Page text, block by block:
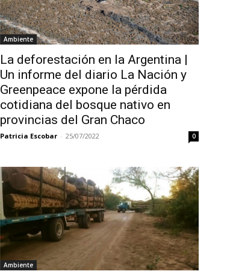
Ambiente
La deforestación en la Argentina |
Un informe del diario La Nación y
Greenpeace expone la pérdida
cotidiana del bosque nativo en
provincias del Gran Chaco
Patricia Escobar - 25/07/2022 0
Ambiente